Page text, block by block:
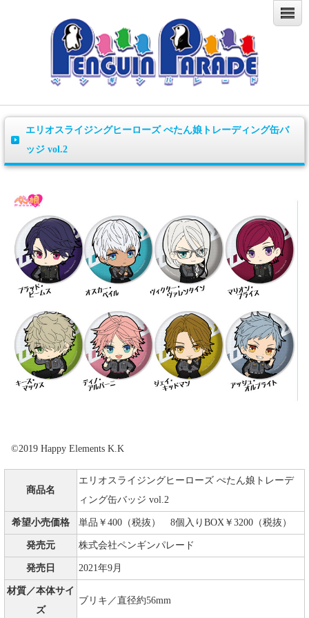
エリオスライジングヒーローズ ぺたん娘トレーディング缶バ
ッジ vol.2
©2019 Happy Elements K.K
商品名
エリオスライジングヒーローズ ぺたん娘トレーデ
ィング缶バッジ vol.2
希望小売価格 単品￥400（税抜） 8個入りBOX￥3200（税抜）
発売元 株式会社ペンギンパレード
発売日 2021年9月
材質／本体サイ
ズ
ブリキ／直径約56mm